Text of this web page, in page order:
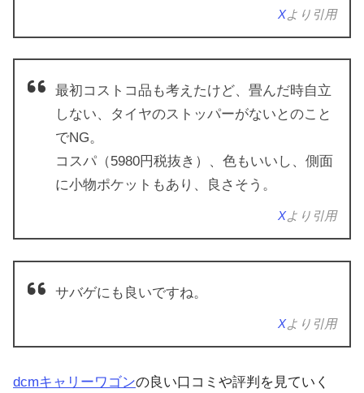
Xより引用
最初コストコ品も考えたけど、畳んだ時自立
しない、タイヤのストッパーがないとのこと
でNG。
コスパ（5980円税抜き）、色もいいし、側面
に小物ポケットもあり、良さそう。
Xより引用
サバゲにも良いですね。
Xより引用
dcmキャリーワゴンの良い口コミや評判を見ていく